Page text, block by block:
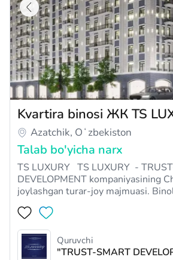
Kvartira binosi ЖК TS
Azatchik, Oʻzbekiston
Talab bo'yicha narx
TS LUXURY TS LUXURY - TRUST-SMART
DEVELOPMENT kompaniyasining
joylashgan turar-joy majmuasi.
ventilyatsiya tizimi bilan jihozlangan,
ichidagi iqlimni nazorat qilish uchun
konditsioner tizimi ham mavjud. Uy-joy majmuasi
aholi…
Quruvchi
"TRUST-SMART